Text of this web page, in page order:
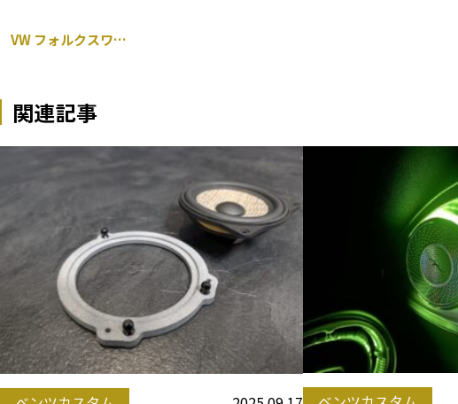
VW フォルクスワーゲン ゴルフ 持ち込み レーダー 取り付け
関連記事